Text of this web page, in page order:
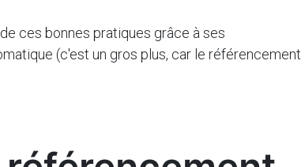
ces bonnes pratiques grâce à ses
(c'est un gros plus, car le référencement